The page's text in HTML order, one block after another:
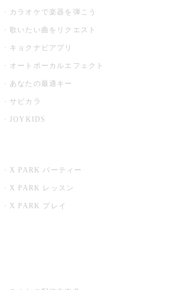
カラオケで楽器を弾こう
歌いたい曲をリクエスト
キョクナビアプリ
オートボーカルエフェクト
あなたの最適キー
サビカラ
JOYKIDS
X PARK パーティー
X PARK レッスン
X PARK プレイ